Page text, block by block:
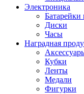
Электроника
Батарейки
Диски
Часы
Наградная
Кубки
Ленты
Медали
Фигурки